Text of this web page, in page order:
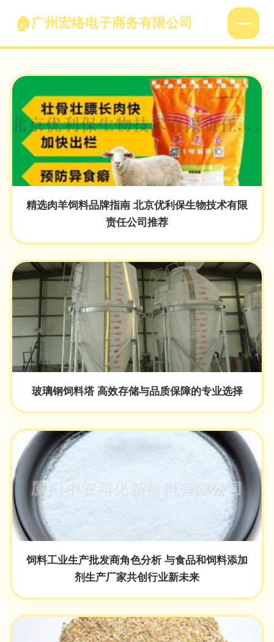
广州宏络电子商务有限公司
精选肉羊饲料品牌指南 北京优利保生物技术有限
责任公司推荐
玻璃钢饲料塔 高效存储与品质保障的专业选择
饲料工业生产批发商角色分析 与食品和饲料添加
剂生产厂家共创行业新未来